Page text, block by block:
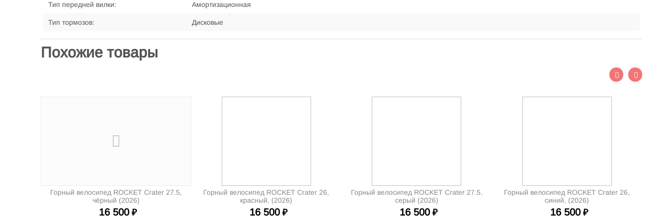
Тип передней вилки: Амортизационная
Тип тормозов: Дисковые
Похожие товары
Горный велосипед ROCKET Crater 27.5,
чёрный (2026)
16 500 ₽
Горный велосипед ROCKET Crater 26,
красный, (2026)
16 500 ₽
Горный велосипед ROCKET Crater 27.5,
серый (2026)
16 500 ₽
Горный велосипед ROCKET Crater 26,
синий, (2026)
16 500 ₽